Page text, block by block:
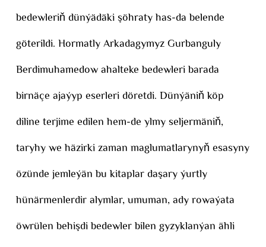
bedewleriň dünýädäki şöhraty has-da belende
göterildi. Hormatly Arkadagymyz Gurbanguly
Berdimuhamedow ahalteke bedewleri barada
birnäçe ajaýyp eserleri döretdi. Dünýäniň köp
diline terjime edilen hem-de ylmy seljermäniň,
taryhy we häzirki zaman maglumatlarynyň esasyny
özünde jemleýän bu kitaplar daşary ýurtly
hünärmenlerdir alymlar, umuman, ady rowaýata
öwrülen behişdi bedewler bilen gyzyklanýan ähli